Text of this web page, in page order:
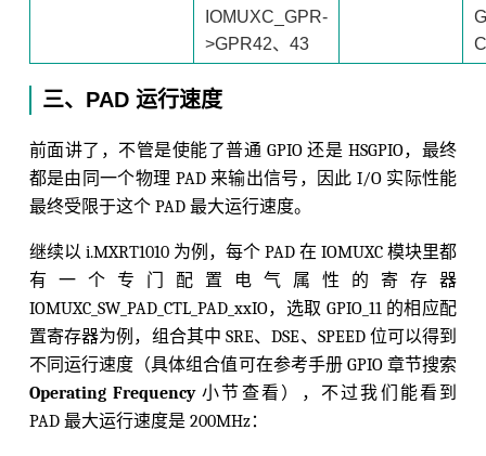
IOMUXC_GPR-
>GPR42、43
三、PAD 运行速度
前面讲了，不管是使能了普通 GPIO 还是 HSGPIO，最终
都是由同一个物理 PAD 来输出信号，因此 I/O 实际性能
最终受限于这个 PAD 最大运行速度。
继续以 i.MXRT1010 为例，每个 PAD 在 IOMUXC 模块里都
有一个专门配置电气属性的寄存器
IOMUXC_SW_PAD_CTL_PAD_xxIO，选取 GPIO_11 的相应配
置寄存器为例，组合其中 SRE、DSE、SPEED 位可以得到
不同运行速度（具体组合值可在参考手册 GPIO 章节搜索
Operating Frequency小节查看），不过我们能看到
PAD 最大运行速度是 200MHz：